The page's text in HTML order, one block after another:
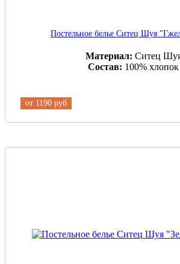
Постельное белье Ситец Шуя
Материал: Ситец
Состав: 100% хлопок
от 1190 руб